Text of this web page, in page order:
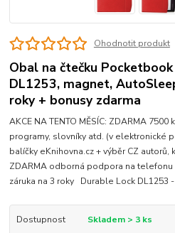
Ohodnotit produkt
Obal na čtečku
DL1253, magnet,
roky + bonusy zdarma
AKCE NA TENTO MĚSÍC: ZDARMA 7500
programy, slovníky atd. (v elektronické
balíčky eKnihovna.cz + výběr CZ autorů,
ZDARMA odborná podpora na
záruka na 3 roky Durable Lock DL1253 -
Dostupnost
Skladem > 3 ks